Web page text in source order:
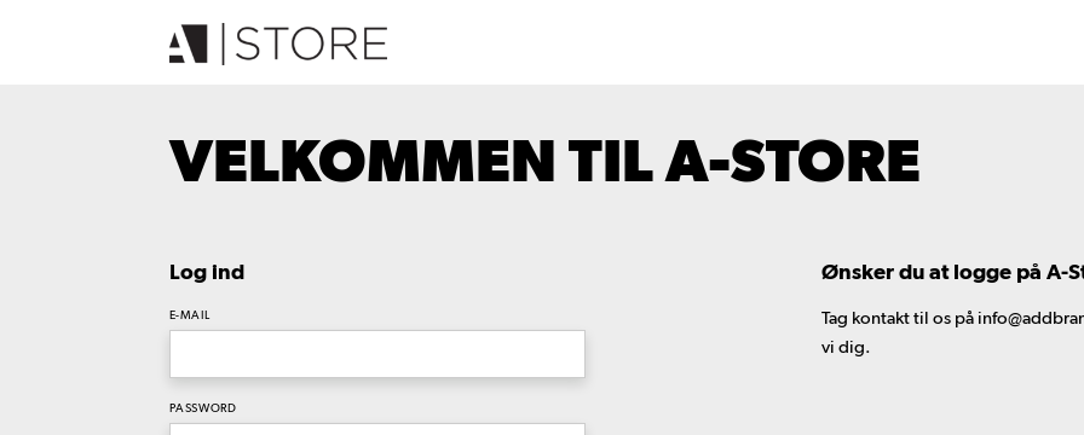
VELKOMMEN TIL A-STORE
Log ind
E-MAIL
PASSWORD
Ønsker du at logge på A-
Tag kontakt til os på
vi dig.